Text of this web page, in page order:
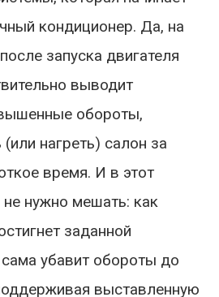
кондиционер. Да, на
запуска двигателя
выводит
обороты,
нагреть) салон за
время. И в этот
нужно мешать: как
заданной
убавит обороты до
выставленную